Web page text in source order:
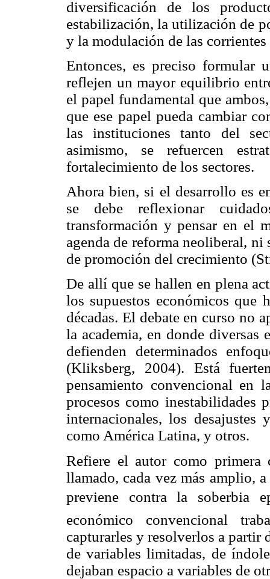
diversificación de los
estabilización, la utilización de
y la modulación de las
Entonces, es preciso formular
reflejen un mayor equilibrio
el papel fundamental que
que ese papel pueda cambiar
las instituciones tanto del
asimismo, se refuercen
fortalecimiento de los sectores.
Ahora bien, si el desarrollo es
se debe reflexionar
transformación y pensar en el
agenda de reforma neoliberal,
de promoción del crecimiento
De allí que se hallen en plena
los supuestos económicos que
décadas. El debate en curso no
la academia, en donde diversas
defienden determinados
(Kliksberg, 2004). Está
pensamiento convencional en
procesos como inestabilidades
internacionales, los desajustes
como América Latina, y otros.
Refiere el autor como primera
llamado, cada vez más amplio,
previene contra la soberbia
económico convencional
capturarles y resolverlos a partir
de variables limitadas, de
dejaban espacio a variables de